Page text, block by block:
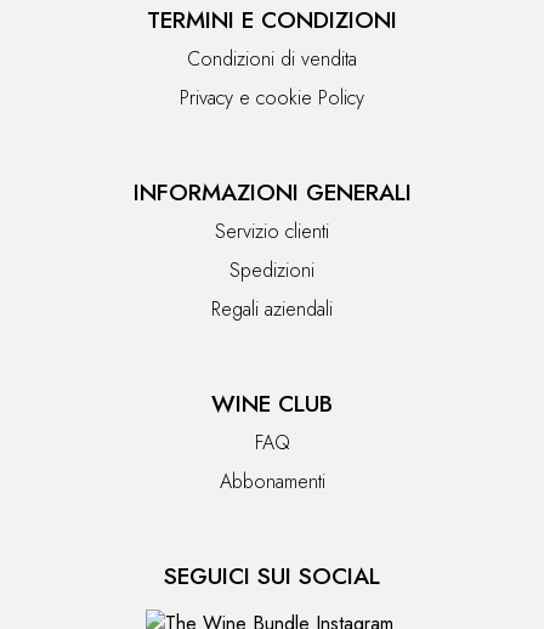
TERMINI E CONDIZIONI
Condizioni di vendita
Privacy e cookie Policy
INFORMAZIONI GENERALI
Servizio clienti
Spedizioni
Regali aziendali
WINE CLUB
FAQ
Abbonamenti
SEGUICI SUI SOCIAL